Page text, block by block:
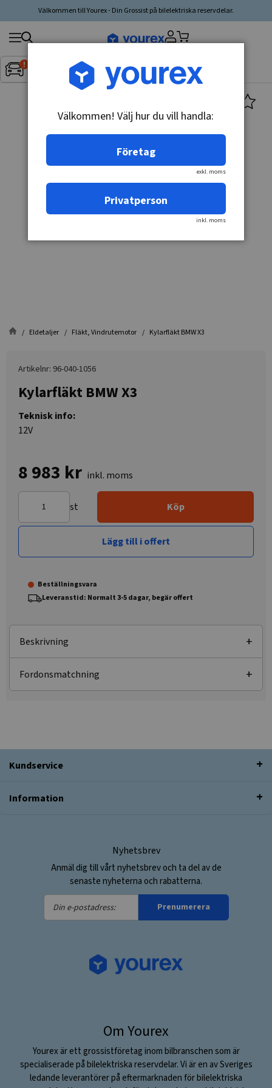
Välkommen till Yourex - Din Grossist på bilelektriska reservdelar.
Inget fordon valt▼
Sök
produkt,
tillverkare,
Eldetaljer Fläkt, Vindrutemotor Kylarfläkt BMW X3
Artikelnr: 96-040-1056
Kylarfläkt BMW X3
Teknisk info:
12V
8 983 kr inkl. moms
st Köp
Lägg till i offert
Beställningsvara
Leveranstid: Normalt 3-5 dagar, begär offert
Beskrivning
Fordonsmatchning
Kundservice
Information
Nyhetsbrev
Anmäl dig till vårt nyhetsbrev och ta del av de
senaste nyheterna och rabatterna.
Din
e-
Prenumerera
Om Yourex
Yourex är ett grossistföretag inom bilbranschen som är
specialiserade på bilelektriska reservdelar. Vi är en av Sveriges
ledande leverantörer på eftermarknaden för bilelektriska
Välkommen! Välj hur du vill handla:
Företag
exkl. moms
Privatperson
inkl. moms